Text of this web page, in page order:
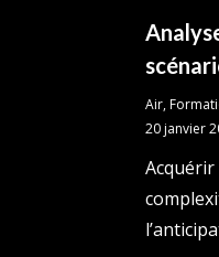
Air,
20 janvier